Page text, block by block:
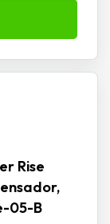
Rise
05-B